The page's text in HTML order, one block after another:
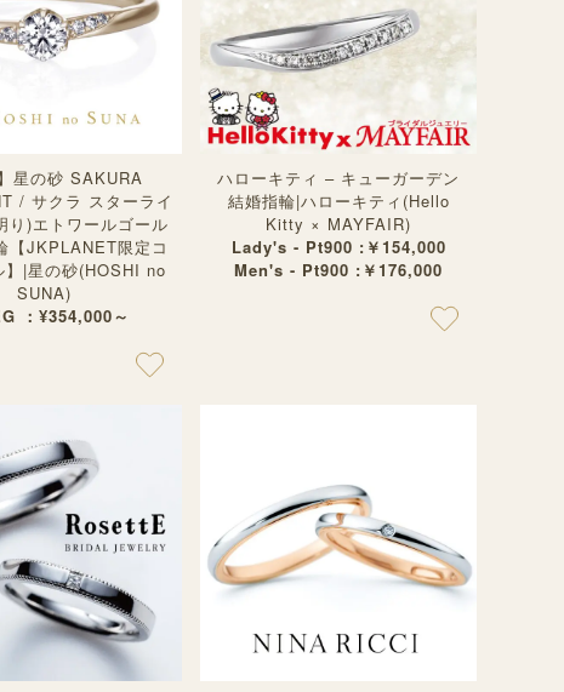
星の砂 SAKURA
/ サクラ スターライ
り)エトワールゴール
【JKPLANET限定コ
】|星の砂(HOSHI no
SUNA)
：¥354,000～
ハローキティ – キューガーデン
結婚指輪|ハローキティ(Hello
Kitty × MAYFAIR)
Lady's - Pt900 :￥154,000
Men's - Pt900 :￥176,000